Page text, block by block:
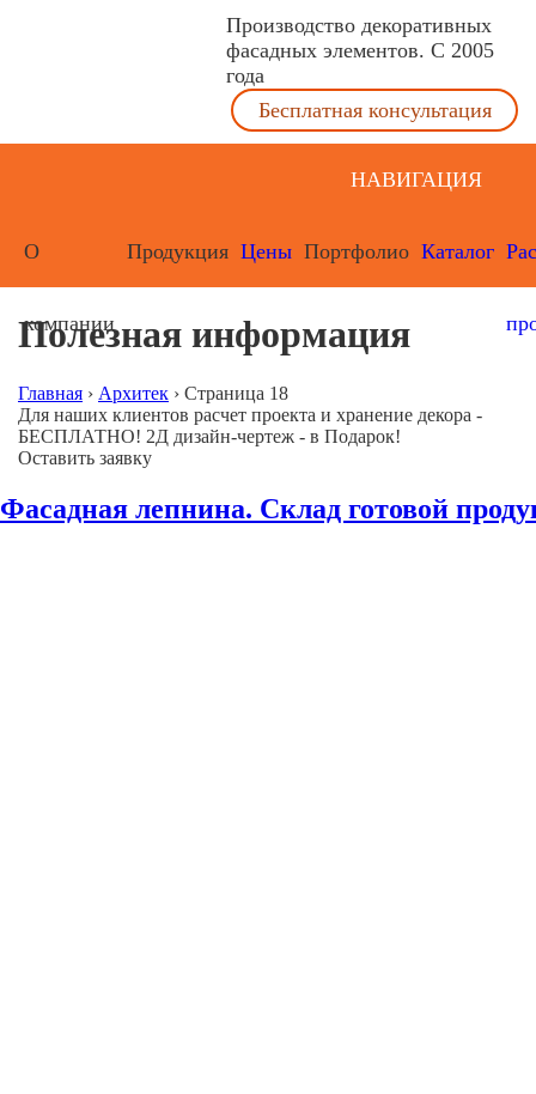
Производство декоративных
фасадных элементов. С 2005
года
Бесплатная консультация
НАВИГАЦИЯ
О
компании
Продукция Цены Портфолио Каталог
Полезная информация
Главная › Архитек › Страница 18
Для наших клиентов расчет проекта и хранение декора -
БЕСПЛАТНО! 2Д дизайн-чертеж - в Подарок!
Оставить заявку
Фасадная лепнина. Склад готовой